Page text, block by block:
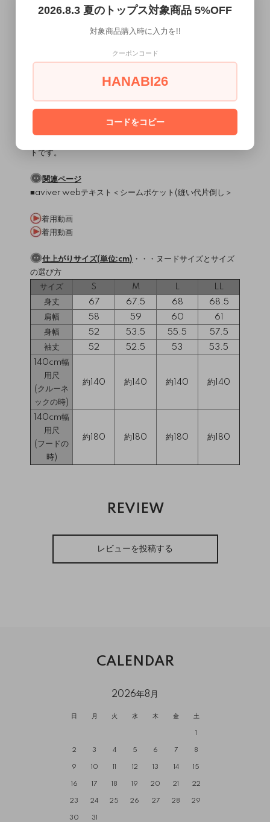
└コード フード用:約100cm/裾用:約140cm
使用ミシン・縫製レベル（ミシンについて）
クルーネックタイプとフーディタイプが作れるZIPのカー
ディガンです。
普段使い、スポーツにもお使い頂けるデザインです。
トです。
関連ページ
■aviver webテキスト＜ シームポケット(縫い代片倒し ＞
着用動画
着用動画
仕上がりサイズ(単位:cm) ・・・ ヌードサイズとサイズ
の選び方
サイズ
S M
身丈
67 67.5 68
68.5
肩幅
58 59 60
61
身幅
52 53.5 55.5
57.5
袖丈
52 52.5 53
53.5
140cm幅
用尺
(クルーネ
ックの時)
約140 約140 約140 約140
140cm幅
用尺
(フードの
時)
約180 約180 約180 約180
REVIEW
レビューを投稿する
CALENDAR
2026年8月
日 月 火 水 木 金 土
1
2 3 4 5 6 7 8
9 10 11 12 13 14 15
16 17 18 19 20 21 22
23 24 25 26 27 28 29
30 31
2026.8.3 夏のトップス対象商品 5%OFF
対象商品購入時に入力を!!
クーポンコード
HANABI26
コードをコピー